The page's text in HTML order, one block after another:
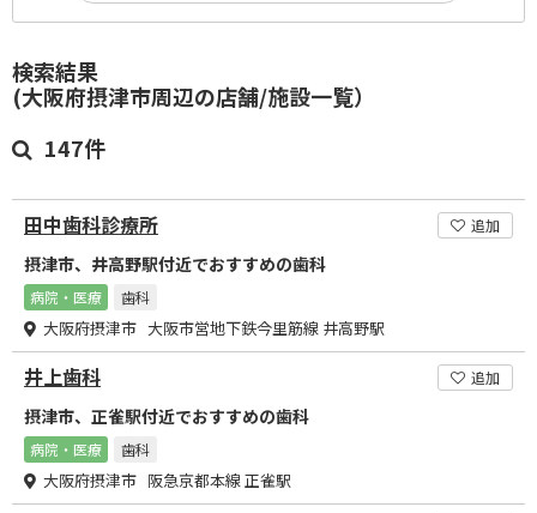
検索結果
(大阪府摂津市周辺の店舗/施設一覧）
147件
田中歯科診療所 追加
摂津市、井高野駅付近でおすすめの歯科
病院・医療 歯科
大阪府摂津市 大阪市営地下鉄今里筋線 井高野駅
井上歯科 追加
摂津市、正雀駅付近でおすすめの歯科
病院・医療 歯科
大阪府摂津市 阪急京都本線 正雀駅